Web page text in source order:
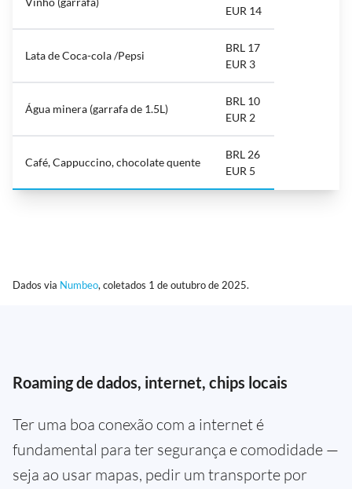
EUR 14
Lata de Coca-cola /Pepsi
BRL 17
EUR 3
Água minera (garrafa de 1.5L)
BRL 10
EUR 2
Café, Cappuccino, chocolate quente
BRL 26
EUR 5
Dados via Numbeo, coletados 1 de outubro de 2025.
Roaming de dados, internet, chips locais
Ter uma boa conexão com a internet é
fundamental para ter segurança e comodidade —
seja ao usar mapas, pedir um transporte por